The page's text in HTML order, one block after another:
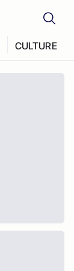
CULTURE